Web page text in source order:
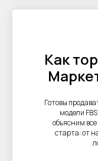
Как
Готовы
модели
объясним
старта: от